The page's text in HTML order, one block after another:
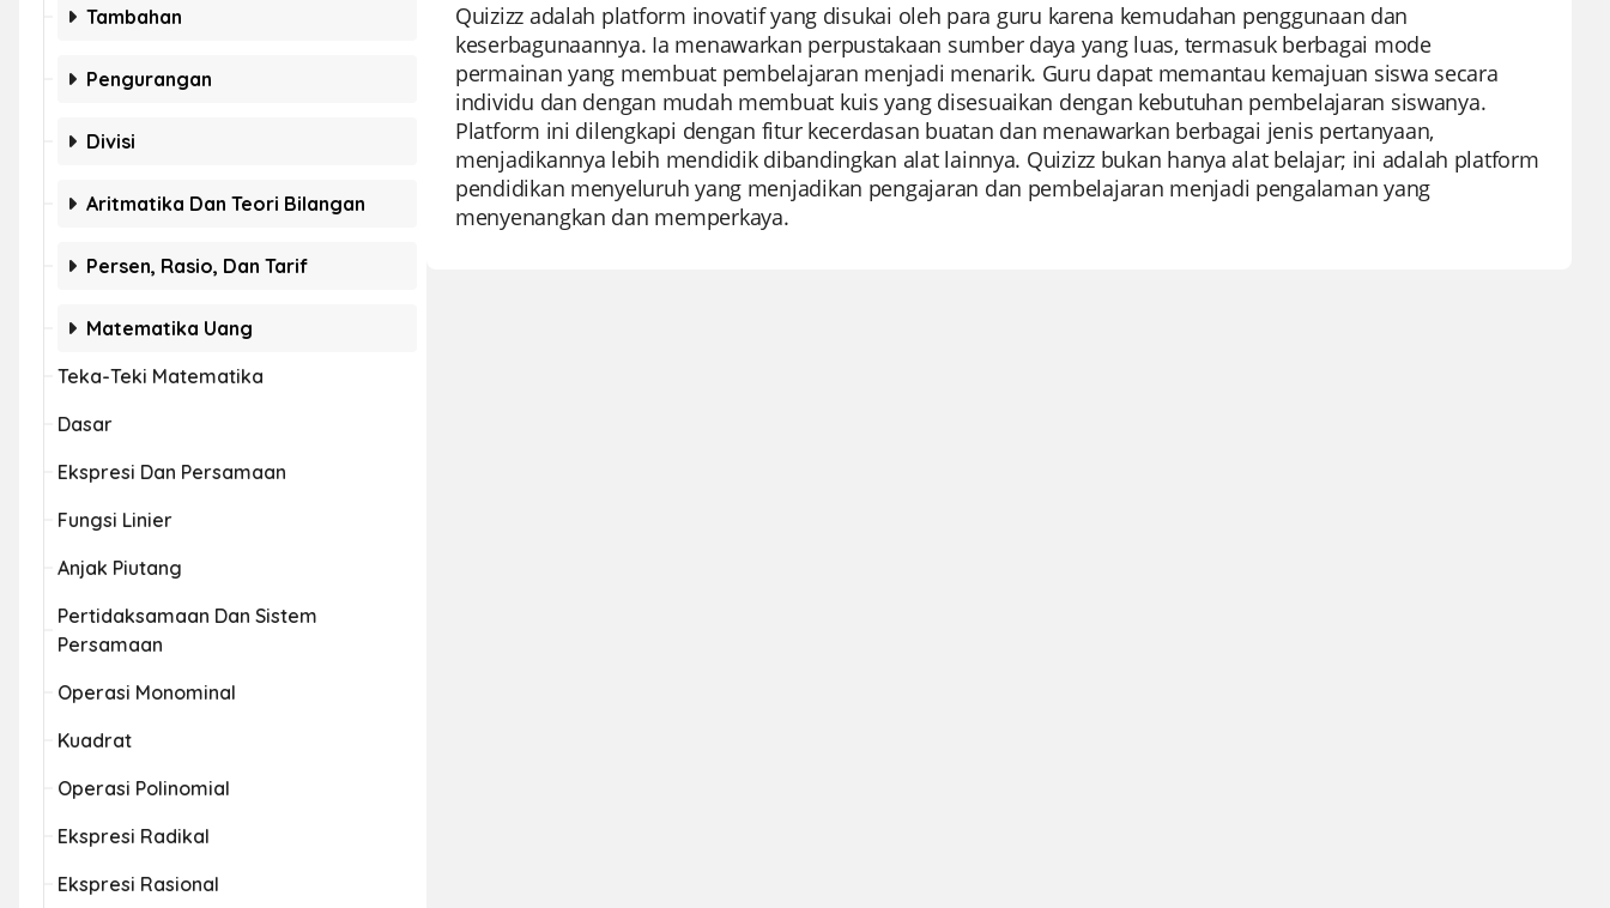
Tambahan
Pengurangan
Divisi
Aritmatika Dan Teori Bilangan
Persen, Rasio, Dan Tarif
Matematika Uang
Teka-Teki Matematika
Dasar
Ekspresi Dan Persamaan
Fungsi Linier
Anjak Piutang
Pertidaksamaan Dan Sistem
Persamaan
Operasi Monominal
Kuadrat
Operasi Polinomial
Ekspresi Radikal
Ekspresi Rasional
Quizizz adalah platform inovatif yang disukai oleh para guru karena kemudahan penggunaan dan
keserbagunaannya. Ia menawarkan perpustakaan sumber daya yang luas, termasuk berbagai mode
permainan yang membuat pembelajaran menjadi menarik. Guru dapat memantau kemajuan siswa secara
individu dan dengan mudah membuat kuis yang disesuaikan dengan kebutuhan pembelajaran siswanya.
Platform ini dilengkapi dengan fitur kecerdasan buatan dan menawarkan berbagai jenis pertanyaan,
menjadikannya lebih mendidik dibandingkan alat lainnya. Quizizz bukan hanya alat belajar; ini adalah platform
pendidikan menyeluruh yang menjadikan pengajaran dan pembelajaran menjadi pengalaman yang
menyenangkan dan memperkaya.